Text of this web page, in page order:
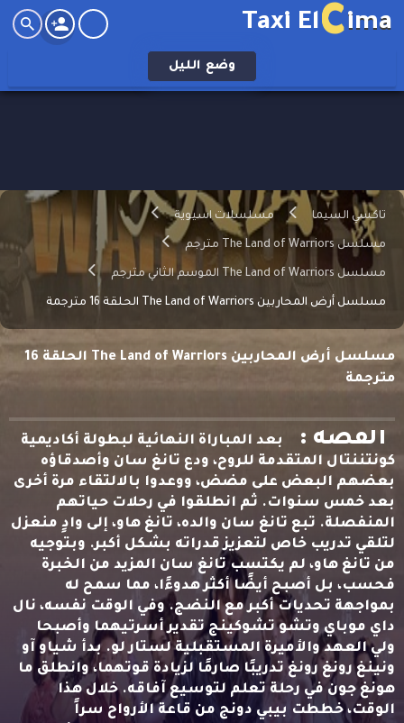
Taxi ElCima
وضع الليل
تاكسي السيما مسلسلات اسيوية
مسلسل The Land of Warriors مترجم
مسلسل The Land of Warriors الموسم الثاني مترجم
مسلسل أرض المحاربين The Land of Warriors الحلقة 16 مترجمة
مسلسل أرض المحاربين The Land of Warriors الحلقة 16
مترجمة
القصه :
بعد المباراة النهائية لبطولة أكاديمية
كونتننتال المتقدمة للروح، ودع تانغ سان وأصدقاؤه
بعضهم البعض على مضض، ووعدوا بالالتقاء مرة أخرى
بعد خمس سنوات. ثم انطلقوا في رحلات حياتهم
المنفصلة. تبع تانغ سان والده، تانغ هاو، إلى وادٍ منعزل
لتلقي تدريب خاص لتعزيز قدراته بشكل أكبر. وبتوجيه
من تانغ هاو، لم يكتسب تانغ سان المزيد من الخبرة
فحسب، بل أصبح أيضًا أكثر هدوءًا، مما سمح له
بمواجهة تحديات أكبر مع النضج. وفي الوقت نفسه، نال
داي موباي وتشو تشوكينج تقدير أسرتيهما وأصبحا
ولي العهد والأميرة المستقبلية لستار لو. بدأ شياو آو
ونينغ رونغ رونغ تدريبًا صارمًا لزيادة قوتهما، وانطلق ما
هونغ جون في رحلة تعلم لتوسيع آفاقه. خلال هذا
الوقت، خططت بيبي دونج من قاعة الأرواح سراً